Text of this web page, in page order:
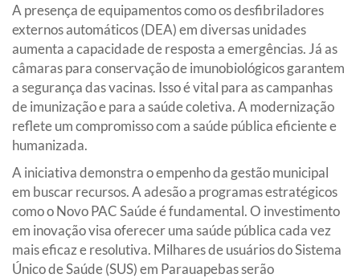
A presença de equipamentos como os desfibriladores
externos automáticos (DEA) em diversas unidades
aumenta a capacidade de resposta a emergências. Já as
câmaras para conservação de imunobiológicos garantem
a segurança das vacinas. Isso é vital para as campanhas
de imunização e para a saúde coletiva. A modernização
reflete um compromisso com a saúde pública eficiente e
humanizada.
A iniciativa demonstra o empenho da gestão municipal
em buscar recursos. A adesão a programas estratégicos
como o Novo PAC Saúde é fundamental. O investimento
em inovação visa oferecer uma saúde pública cada vez
mais eficaz e resolutiva. Milhares de usuários do Sistema
Único de Saúde (SUS) em Parauapebas serão